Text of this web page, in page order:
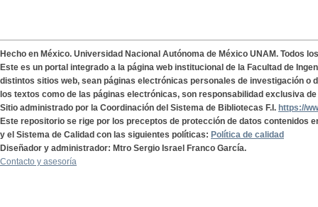
Hecho en México. Universidad Nacional Autónoma de México UNAM. Todos
Este es un portal integrado a la página web institucional de la Facultad de
distintos sitios web, sean páginas electrónicas personales de investigación o
los textos como de las páginas electrónicas, son responsabilidad exclusiva
Sitio administrado por la Coordinación del Sistema de Bibliotecas F.I. https://
Este repositorio se rige por los preceptos de protección de datos contenidos
y el Sistema de Calidad con las siguientes políticas: Política de calidad
Diseñador y administrador: Mtro Sergio Israel Franco García.
Contacto y asesoría